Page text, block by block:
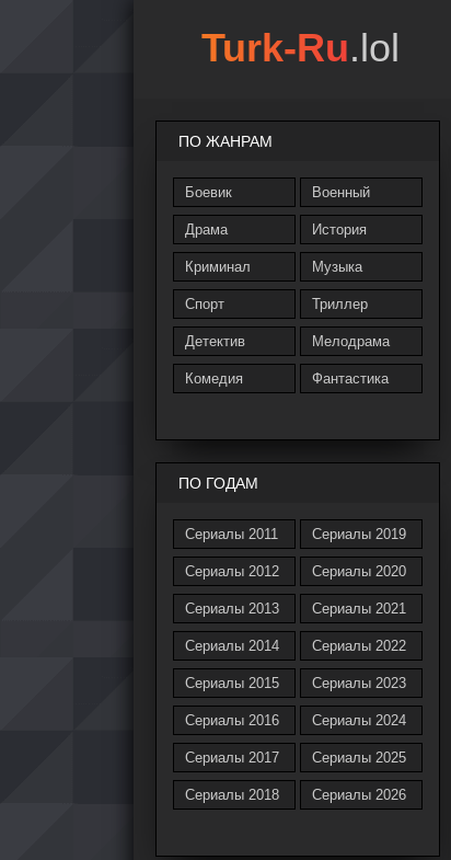
ПО ЖАНРАМ
Боевик
Драма
Криминал
Спорт
Детектив
Комедия
Военный
История
Музыка
Триллер
Мелодрама
Фантастика
ПО ГОДАМ
Сериалы 2011
Сериалы 2012
Сериалы 2013
Сериалы 2014
Сериалы 2015
Сериалы 2016
Сериалы 2017
Сериалы 2018
Сериалы 2019
Сериалы 2020
Сериалы 2021
Сериалы 2022
Сериалы 2023
Сериалы 2024
Сериалы 2025
Сериалы 2026
Turk-Ru.lol